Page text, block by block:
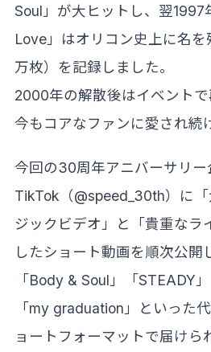
Soul」が大ヒットし、翌
Love」はオリコン史上に名
万枚）を記録しました。
2000年の解散後はイベントで
今もコアなファンに愛され続
今回の30周年アニバーサリー
TikTok（@speed_30th）に
ジックビデオ」と「貴重なラ
したショート動画を順次公開
「Body & Soul」「STEADY
「my graduation」といった
ョートフォーマットで届けら